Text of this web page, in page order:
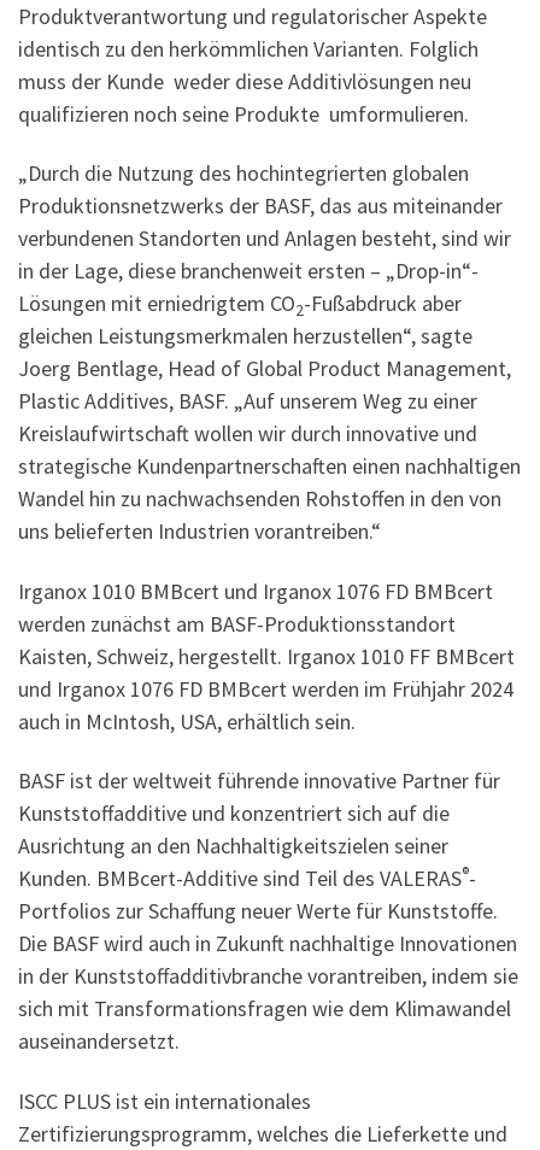
Produktverantwortung und regulatorischer Aspekte
identisch zu den herkömmlichen Varianten. Folglich
muss der Kunde weder diese Additivlösungen neu
qualifizieren noch seine Produkte umformulieren.
„Durch die Nutzung des hochintegrierten globalen
Produktionsnetzwerks der BASF, das aus miteinander
verbundenen Standorten und Anlagen besteht, sind wir
in der Lage, diese branchenweit ersten – „Drop-in“-
Lösungen mit erniedrigtem CO2-Fußabdruck aber
gleichen Leistungsmerkmalen herzustellen“, sagte
Joerg Bentlage, Head of Global Product Management,
Plastic Additives, BASF. „Auf unserem Weg zu einer
Kreislaufwirtschaft wollen wir durch innovative und
strategische Kundenpartnerschaften einen nachhaltigen
Wandel hin zu nachwachsenden Rohstoffen in den von
uns belieferten Industrien vorantreiben.“
Irganox 1010 BMBcert und Irganox 1076 FD BMBcert
werden zunächst am BASF-Produktionsstandort
Kaisten, Schweiz, hergestellt. Irganox 1010 FF BMBcert
und Irganox 1076 FD BMBcert werden im Frühjahr 2024
auch in McIntosh, USA, erhältlich sein.
BASF ist der weltweit führende innovative Partner für
Kunststoffadditive und konzentriert sich auf die
Ausrichtung an den Nachhaltigkeitszielen seiner
Kunden. BMBcert-Additive sind Teil des VALERAS®-
Portfolios zur Schaffung neuer Werte für Kunststoffe.
Die BASF wird auch in Zukunft nachhaltige Innovationen
in der Kunststoffadditivbranche vorantreiben, indem sie
sich mit Transformationsfragen wie dem Klimawandel
auseinandersetzt.
ISCC PLUS ist ein internationales
Zertifizierungsprogramm, welches die Lieferkette und